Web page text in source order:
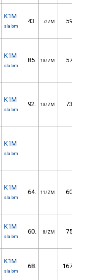
K1M
slalom
43. 7/ZM 59.00
K1M
slalom
85. 13/ZM 57.74
K1M
slalom
92. 13/ZM 73.95
K1M
slalom
K1M
slalom
64. 11/ZM 60.92
K1M
slalom
60. 8/ZM 75.49
K1M
slalom
68. 167.44